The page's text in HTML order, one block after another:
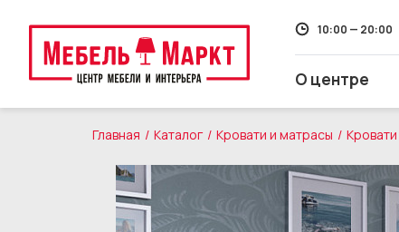
О центре
Распродажа
Мягкая мебель
10:00 — 20:00
Главная Каталог Кровати и матрасы Кровати